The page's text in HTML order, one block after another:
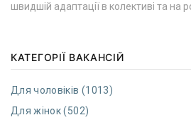
швидшій адаптації в колективі та на
КАТЕГОРІЇ ВАКАНСІЙ
Для чоловіків (1013)
Для жінок (502)